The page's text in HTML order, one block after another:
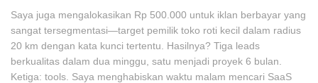
Saya juga mengalokasikan Rp 500.000 untuk iklan berbayar yang
sangat tersegmentasi—target pemilik toko roti kecil dalam radius
20 km dengan kata kunci tertentu. Hasilnya? Tiga leads
berkualitas dalam dua minggu, satu menjadi proyek 6 bulan.
Ketiga: tools. Saya menghabiskan waktu malam mencari SaaS